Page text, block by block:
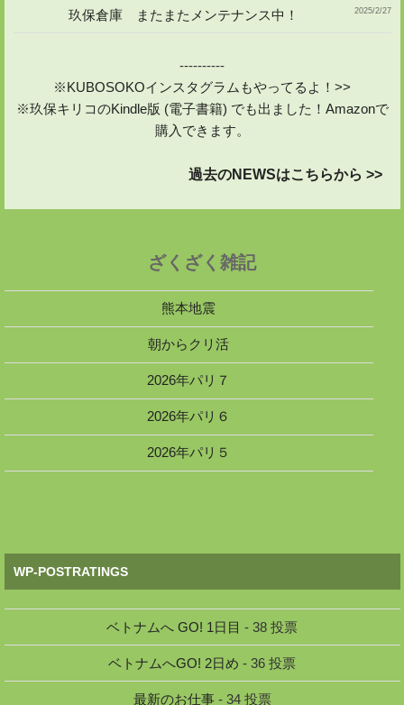
玖保倉庫 またまたメンテナンス中！ 2025/2/27
----------
※KUBOSOKOインスタグラムもやってるよ！>>
※玖保キリコのKindle版 (電子書籍) でも出ました！Amazonで
購入できます。
過去のNEWSはこちらから >>
ざくざく雑記
熊本地震
朝からクリ活
2026年パリ７
2026年パリ６
2026年パリ５
WP-POSTRATINGS
ベトナムへ GO! 1日目 - 38 投票
ベトナムへGO! 2日め - 36 投票
最新のお仕事- 34 投票